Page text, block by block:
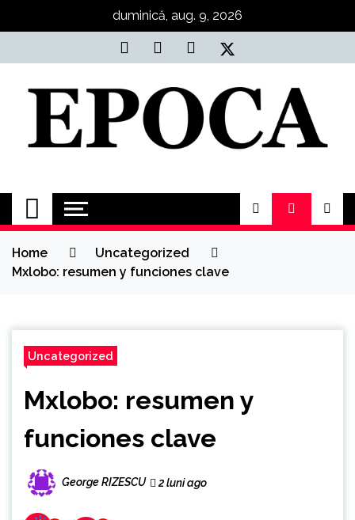
duminică, aug. 9, 2026
Epoca
Cele mai noi știri online din România
Home
Uncategorized
Mxlobo: resumen y funciones clave
Uncategorized
Mxlobo: resumen y
funciones clave
George RIZESCU 2 luni ago